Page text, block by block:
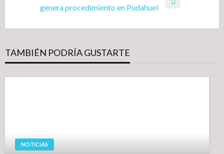
Entradagenera procedimiento en Pudahuel
TAMBIÉN PODRÍA GUSTARTE
NOTICIAS